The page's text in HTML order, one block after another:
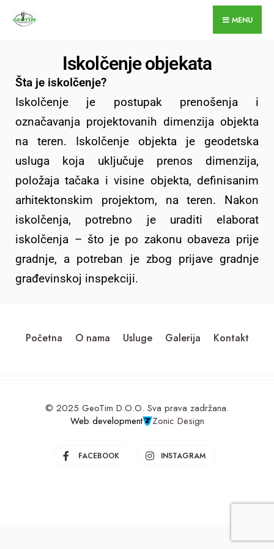
MENU
Iskolčenje objekata
Šta je iskolčenje?
Iskolčenje je postupak prenošenja i
označavanja projektovanih dimenzija objekta
na teren. Iskolčenje objekta je geodetska
usluga koja uključuje prenos dimenzija,
položaja tačaka i visine objekta, definisanim
arhitektonskim projektom, na teren. Nakon
iskolčenja, potrebno je uraditi elaborat
iskolčenja – što je po zakonu obaveza prije
gradnje, a potreban je zbog prijave gradnje
građevinskoj inspekciji.
Početna O nama Usluge Galerija Kontakt
© 2025 GeoTim D.O.O. Sva prava zadržana.
Web development
Zonic Design
FACEBOOK INSTAGRAM